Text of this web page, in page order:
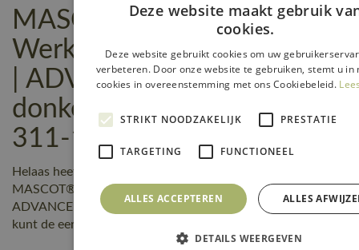
MASCOT® Workwear
Werkbroek met kniezakken
| ADVANCED | 18
donkerantraciet | 17079-
311-18 reviews
Helaas heeft nog niemand een beoordeling geschreven over
MASCOT® Workwear Werkbroek met kniezakken |
ADVANCED | 18 donkerantraciet | 17079-311-18, maar jij
kunt de eerste zijn! Schrijf een review!
Deze website maakt gebruik
cookies.
Deze website gebruikt cookies om uw
verbeteren. Door onze website te gebruiken, stemt u in
cookies in overeenstemming met ons Cookiebeleid.
STRIKT NOODZAKELIJK PRESTATIE
TARGETING FUNCTIONEEL
ALLES ACCEPTEREN ALLES
DETAILS WEERGEVEN